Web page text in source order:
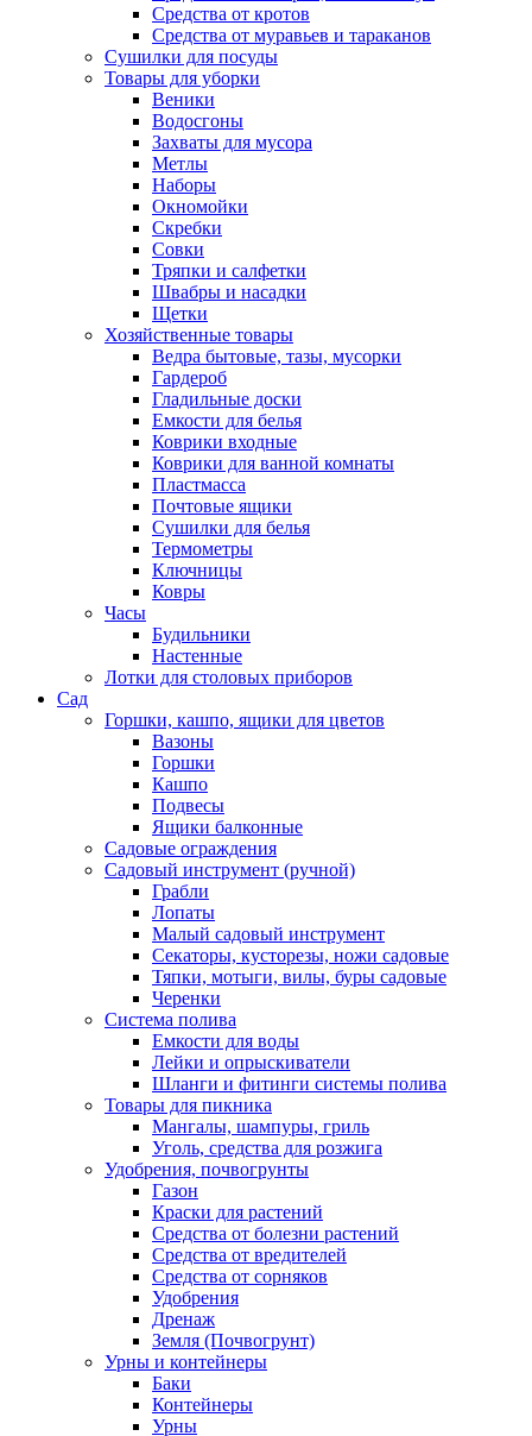
Средства от кротов
Средства от муравьев и тараканов
Сушилки для посуды
Товары для уборки
Веники
Водосгоны
Захваты для мусора
Метлы
Наборы
Окномойки
Скребки
Совки
Тряпки и салфетки
Швабры и насадки
Щетки
Хозяйственные товары
Ведра бытовые, тазы, мусорки
Гардероб
Гладильные доски
Емкости для белья
Коврики входные
Коврики для ванной комнаты
Пластмасса
Почтовые ящики
Сушилки для белья
Термометры
Ключницы
Ковры
Часы
Будильники
Настенные
Лотки для столовых приборов
Сад
Горшки, кашпо, ящики для цветов
Вазоны
Горшки
Кашпо
Подвесы
Ящики балконные
Садовые ограждения
Садовый инструмент (ручной)
Грабли
Лопаты
Малый садовый инструмент
Секаторы, кусторезы, ножи садовые
Тяпки, мотыги, вилы, буры садовые
Черенки
Система полива
Емкости для воды
Лейки и опрыскиватели
Шланги и фитинги системы полива
Товары для пикника
Мангалы, шампуры, гриль
Уголь, средства для розжига
Удобрения, почвогрунты
Газон
Краски для растений
Средства от болезни растений
Средства от вредителей
Средства от сорняков
Удобрения
Дренаж
Земля (Почвогрунт)
Урны и контейнеры
Баки
Контейнеры
Урны